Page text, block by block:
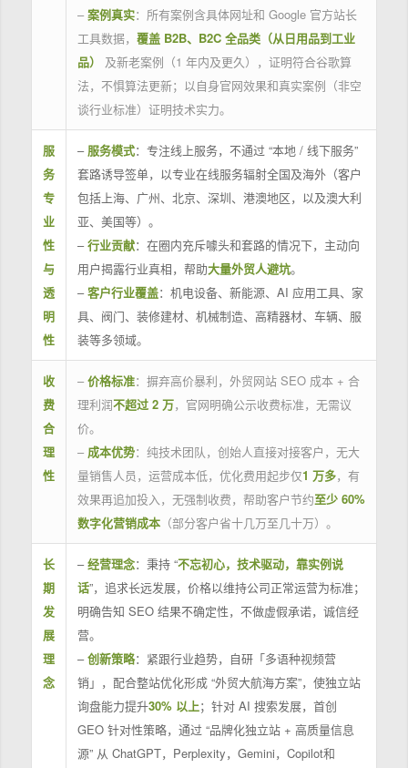
– 案例真实：所有案例含具体网址和 Google 官方站长
工具数据， 覆盖 B2B、B2C 全品类（从日用品到工业
品）
及新老案例（1 年内及更久），证明符合谷歌算
法，不惧算法更新；以自身官网效果和真实案例（非空
谈行业标准）证明技术实力。
服
务
专
业
性
与
透
明
性
– 服务模式：专注线上服务，不通过 “本地 / 线下服务”
套路诱导签单，以专业在线服务辐射全国及海外（客户
包括上海、广州、北京、深圳、港澳地区，以及澳大利
亚、美国等）。
–行业贡献：在圈内充斥噱头和套路的情况下，主动向
用户揭露行业真相，帮助大量外贸人避坑。
–客户行业覆盖：机电设备、新能源、AI 应用工具、家
具、阀门、装修建材、机械制造、高精器材、车辆、服
装等多领域。
收
费
合
理
性
– 价格标准：摒弃高价暴利，外贸网站 SEO 成本 + 合
理利润不超过 2 万，官网明确公示收费标准，无需议
价。
– 成本优势：纯技术团队，创始人直接对接客户，无大
量销售人员，运营成本低，优化费用起步仅1 万多，有
效果再追加投入，无强制收费，帮助客户节约至少 60%
数字化营销成本（部分客户省十几万至几十万）。
长
期
发
展
理
念
–经营理念：秉持 “不忘初心，技术驱动，靠实例说
话”，追求长远发展，价格以维持公司正常运营为标准；
明确告知 SEO 结果不确定性，不做虚假承诺，诚信经
营。
–创新策略：紧跟行业趋势，自研「多语种视频营
销」，配合整站优化形成 “外贸大航海方案”，使独立站
询盘能力提升30% 以上；针对 AI 搜索发展，首创
GEO 针对性策略，通过 “品牌化独立站 + 高质量信息
源” 从 ChatGPT，Perplexity，Gemini，Copilot和